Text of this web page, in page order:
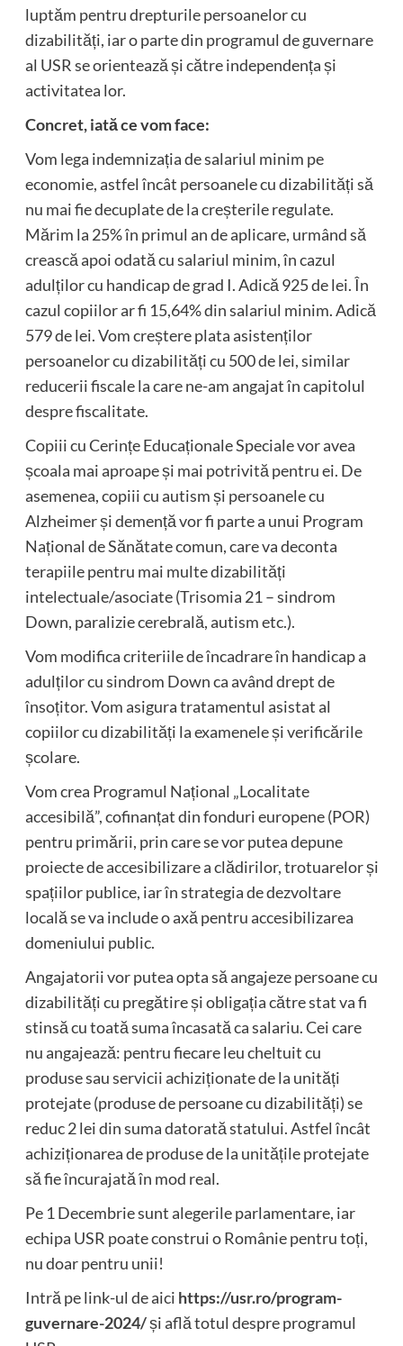
luptăm pentru drepturile persoanelor cu
dizabilități, iar o parte din programul de guvernare
al USR se orientează și către independența și
activitatea lor.
Concret, iată ce vom face:
Vom lega indemnizația de salariul minim pe
economie, astfel încât persoanele cu dizabilități să
nu mai fie decuplate de la creșterile regulate.
Mărim la 25% în primul an de aplicare, urmând să
crească apoi odată cu salariul minim, în cazul
adulților cu handicap de grad I. Adică 925 de lei. În
cazul copiilor ar fi 15,64% din salariul minim. Adică
579 de lei. Vom creștere plata asistenților
persoanelor cu dizabilități cu 500 de lei, similar
reducerii fiscale la care ne-am angajat în capitolul
despre fiscalitate.
Copiii cu Cerințe Educaționale Speciale vor avea
școala mai aproape și mai potrivită pentru ei. De
asemenea, copiii cu autism și persoanele cu
Alzheimer și demență vor fi parte a unui Program
Național de Sănătate comun, care va deconta
terapiile pentru mai multe dizabilități
intelectuale/asociate (Trisomia 21 – sindrom
Down, paralizie cerebrală, autism etc.).
Vom modifica criteriile de încadrare în handicap a
adulților cu sindrom Down ca având drept de
însoțitor. Vom asigura tratamentul asistat al
copiilor cu dizabilități la examenele și verificările
școlare.
Vom crea Programul Național „Localitate
accesibilă”, cofinanțat din fonduri europene (POR)
pentru primării, prin care se vor putea depune
proiecte de accesibilizare a clădirilor, trotuarelor și
spațiilor publice, iar în strategia de dezvoltare
locală se va include o axă pentru accesibilizarea
domeniului public.
Angajatorii vor putea opta să angajeze persoane cu
dizabilități cu pregătire și obligația către stat va fi
stinsă cu toată suma încasată ca salariu. Cei care
nu angajează: pentru fiecare leu cheltuit cu
produse sau servicii achiziționate de la unități
protejate (produse de persoane cu dizabilități) se
reduc 2 lei din suma datorată statului. Astfel încât
achiziționarea de produse de la unitățile protejate
să fie încurajată în mod real.
Pe 1 Decembrie sunt alegerile parlamentare, iar
echipa USR poate construi o Românie pentru toți,
nu doar pentru unii!
Intră pe link-ul de aici https://usr.ro/program-
guvernare-2024/și află totul despre programul